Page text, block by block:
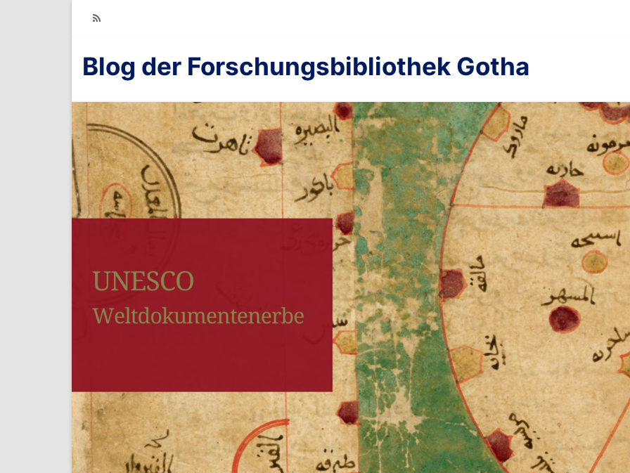
RSS
Blog der Forschungsbibliothek Gotha